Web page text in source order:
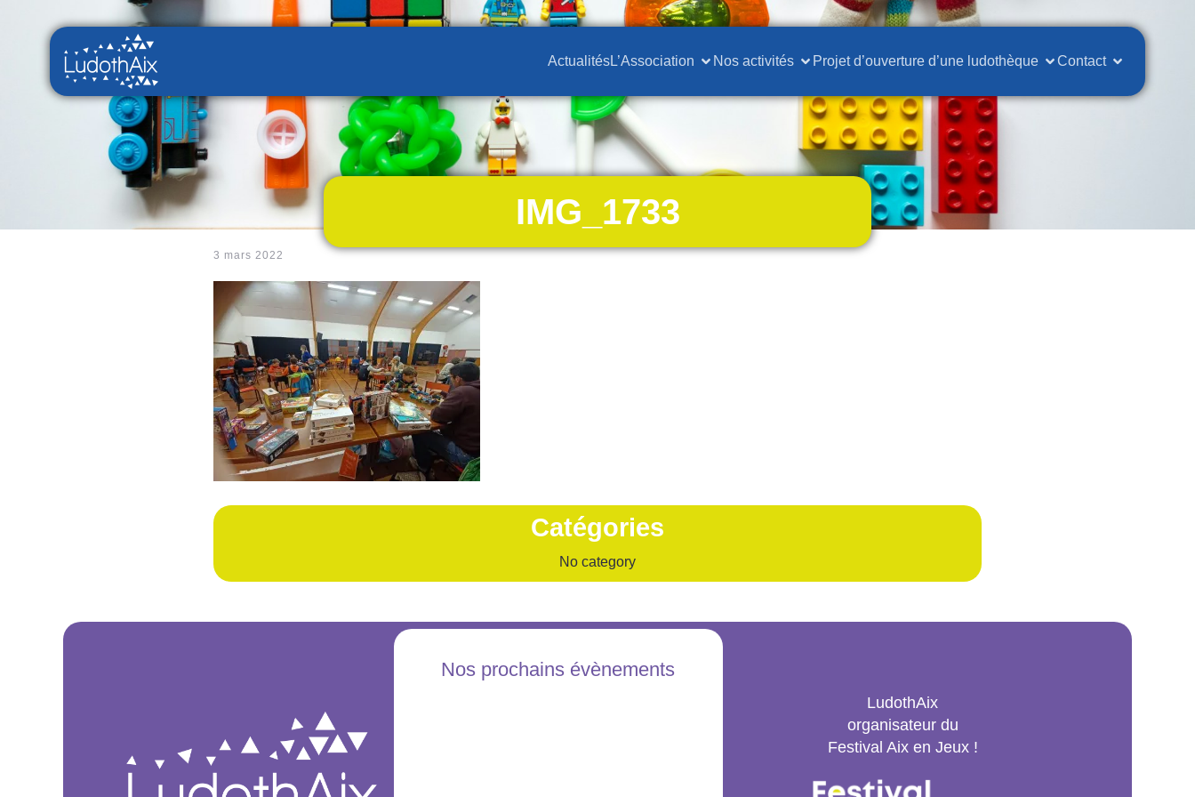
ActualitésL’Association Nos activités Projet d’ouverture d’une ludothèque Contact
IMG_1733
3 mars 2022
Catégories
No category
Nos prochains évènements
LudothAix
organisateur du
Festival Aix en Jeux !